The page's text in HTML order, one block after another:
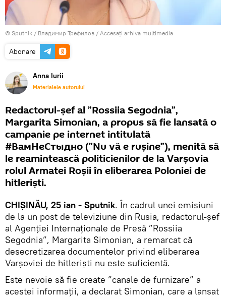
© Sputnik / Владимир Трефилов / Accesați arhiva multimedia
Abonare
Anna Iurii
Materialele autorului
Redactorul-șef al ”Rossiia Segodnia”,
Margarita Simonian, a propus să fie lansată o
campanie pe internet intitulată
#ВамНеСтыдно (”Nu vă e rușine”), menită să
le reamintească politicienilor de la Varșovia
rolul Armatei Roșii în eliberarea Poloniei de
hitleriști.
CHIȘINĂU, 25 ian - Sputnik. În cadrul unei emisiuni
de la un post de televiziune din Rusia, redactorul-șef
al Agenției Internaționale de Presă ”Rossiia
Segodnia”, Margarita Simonian, a remarcat că
desecretizarea documentelor privind eliberarea
Varșoviei de hitleriști nu este suficientă.
Este nevoie să fie create ”canale de furnizare” a
acestei informații, a declarat Simonian, care a lansat